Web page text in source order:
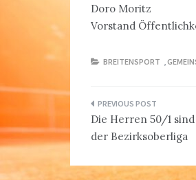
Doro Moritz
Vorstand
BREITENSPORT
Die Herren 50/1
der Bezirksoberliga